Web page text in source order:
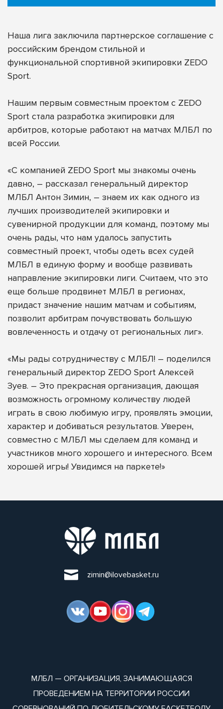
Наша лига заключила партнерское соглашение с
российским брендом стильной и
функциональной спортивной экипировки ZEDO
Sport.
Нашим первым совместным проектом с ZEDO
Sport стала разработка экипировки для
арбитров, которые работают на матчах МЛБЛ по
всей России.
«С компанией ZEDO Sport мы знакомы очень
давно, – рассказал генеральный директор
МЛБЛ Антон Зимин, – знаем их как одного из
лучших производителей экипировки и
сувенирной продукции для команд, поэтому мы
очень рады, что нам удалось запустить
совместный проект, чтобы одеть всех судей
МЛБЛ в единую форму и вообще развивать
направление экипировки лиги. Считаем, что это
еще больше продвинет МЛБЛ в регионах,
придаст значение нашим матчам и событиям,
позволит арбитрам почувствовать большую
вовлеченность и отдачу от региональных лиг».
«Мы рады сотрудничеству с МЛБЛ! – поделился
генеральный директор ZEDO Sport Алексей
Зуев. – Это прекрасная организация, дающая
возможность огромному количеству людей
играть в свою любимую игру, проявлять эмоции,
характер и добиваться результатов. Уверен,
совместно с МЛБЛ мы сделаем для команд и
участников много хорошего и интересного. Всем
хорошей игры! Увидимся на паркете!»
zimin@ilovebasket.ru
МЛБЛ — ОРГАНИЗАЦИЯ, ЗАНИМАЮЩАЯСЯ
ПРОВЕДЕНИЕМ НА ТЕРРИТОРИИ РОССИИ